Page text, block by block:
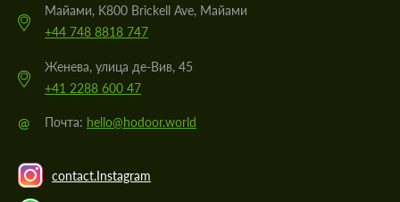
Майами, K800 Brickell Ave, Майами
+44 748 8818 747
Женева, улица де-Вив, 45
+41 2288 600 47
@ Почта: hello@hodoor.world
contact.Instagram